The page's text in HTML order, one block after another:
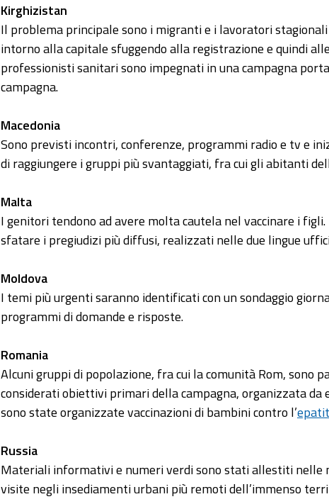
Kirghizistan
Il problema principale sono i migranti e i lavoratori
intorno alla capitale sfuggendo alla registrazione e quindi
professionisti sanitari sono impegnati in una campagna
campagna.
Macedonia
Sono previsti incontri, conferenze, programmi radio e tv e
di raggiungere i gruppi più svantaggiati, fra cui gli abitanti
Malta
I genitori tendono ad avere molta cautela nel vaccinare i
sfatare i pregiudizi più diffusi, realizzati nelle due lingue
Moldova
I temi più urgenti saranno identificati con un sondaggio
programmi di domande e risposte.
Romania
Alcuni gruppi di popolazione, fra cui la comunità Rom, sono
considerati obiettivi primari della campagna, organizzata
sono state organizzate vaccinazioni di bambini contro l’
Russia
Materiali informativi e numeri verdi sono stati allestiti nelle
visite negli insediamenti urbani più remoti dell’immenso